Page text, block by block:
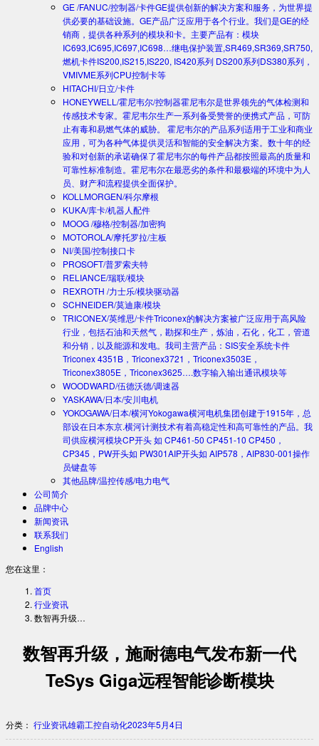
GE /FANUC/控制器/卡件GE提供创新的解决方案和服务，为世界提
供必要的基础设施。GE产品广泛应用于各个行业。我们是GE的经
销商，提供各种系列的模块和卡。主要产品有：模块
IC693,IC695,IC697,IC698…继电保护装置,SR469,SR369,SR750,
燃机卡件IS200,IS215,IS220, IS420系列 DS200系列DS380系列，
VMIVME系列CPU控制卡等
HITACHI/日立/卡件
HONEYWELL/霍尼韦尔/控制器霍尼韦尔是世界领先的气体检测和
传感技术专家。霍尼韦尔生产一系列备受赞誉的便携式产品，可防
止有毒和易燃气体的威胁。 霍尼韦尔的产品系列适用于工业和商业
应用，可为各种气体提供灵活和智能的安全解决方案。数十年的经
验和对创新的承诺确保了霍尼韦尔的每件产品都按照最高的质量和
可靠性标准制造。霍尼韦尔在最恶劣的条件和最极端的环境中为人
员、财产和流程提供全面保护。
KOLLMORGEN/科尔摩根
KUKA/库卡/机器人配件
MOOG /穆格/控制器/加密狗
MOTOROLA/摩托罗拉/主板
NI/美国/控制接口卡
PROSOFT/普罗索夫特
RELIANCE/瑞联/模块
REXROTH /力士乐/模块驱动器
SCHNEIDER/莫迪康/模块
TRICONEX/英维思/卡件Triconex的解决方案被广泛应用于高风险
行业，包括石油和天然气，勘探和生产，炼油，石化，化工，管道
和分销，以及能源和发电。我司主营产品：SIS安全系统卡件
Triconex 4351B，Triconex3721，Triconex3503E，
Triconex3805E，Triconex3625….数字输入输出通讯模块等
WOODWARD/伍德沃德/调速器
YASKAWA/日本/安川电机
YOKOGAWA/日本/横河Yokogawa横河电机集团创建于1915年，总
部设在日本东京.横河计测技术有着高稳定性和高可靠性的产品。我
司供应横河模块CP开头 如 CP461-50 CP451-10 CP450，
CP345，PW开头如 PW301AIP开头如 AIP578，AIP830-001操作
员键盘等
其他品牌/温控传感/电力电气
公司简介
品牌中心
新闻资讯
联系我们
English
您在这里：
首页
行业资讯
数智再升级…
数智再升级，施耐德电气发布新一代
TeSys Giga远程智能诊断模块
分类： 行业资讯雄霸工控自动化2023年5月4日